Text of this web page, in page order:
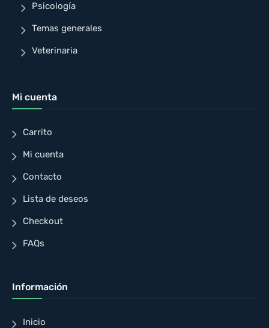
Psicología
Temas generales
Veterinaria
Mi cuenta
Carrito
Mi cuenta
Contacto
Lista de deseos
Checkout
FAQs
Información
Inicio